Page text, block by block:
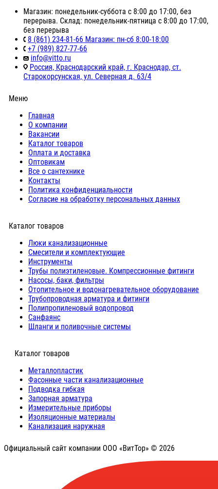
Магазин: понедельник-суббота с 8:00 до 17:00, без
перерыва. Склад: понедельник-пятница с 8:00 до 17:00,
без перерыва
8 (861) 234-81-66 Магазин: пн-сб 8:00-18:00
+7 (989) 827-77-66
info@vitto.ru
Россия, Краснодарский край, г. Краснодар, ст.
Старокорсунская, ул. Северная д. 63/4
Меню
Главная
О компании
Вакансии
Каталог товаров
Оплата и доставка
Оптовикам
Все о сантехнике
Контакты
Политика конфиденциальности
Согласие на обработку персональных данных
Каталог товаров
Люки канализационные
Cмесители и комплектующие
Инструменты
Трубы полиэтиленовые. Компрессионные фитинги
Насосы, баки, фильтры
Отопительное и водонагревательное оборудование
Трубопроводная арматура и фитинги
Полипропиленовый водопровод
Санфаянс
Шланги и поливочные системы
⠀Каталог товаров
Металлопластик
Фасонные части канализационные
Подводка гибкая
Запорная арматура
Измерительные приборы
Изоляционные материалы
Канализация наружная
Официальный сайт компании ООО «ВитТор» © 2026